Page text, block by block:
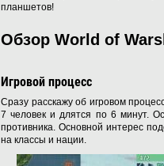
планшетов!
Обзор World of
Игровой процесс
Сразу расскажу об игровом
7 человек и длятся по 6 минут.
противника. Основной интерес
на классы и нации.